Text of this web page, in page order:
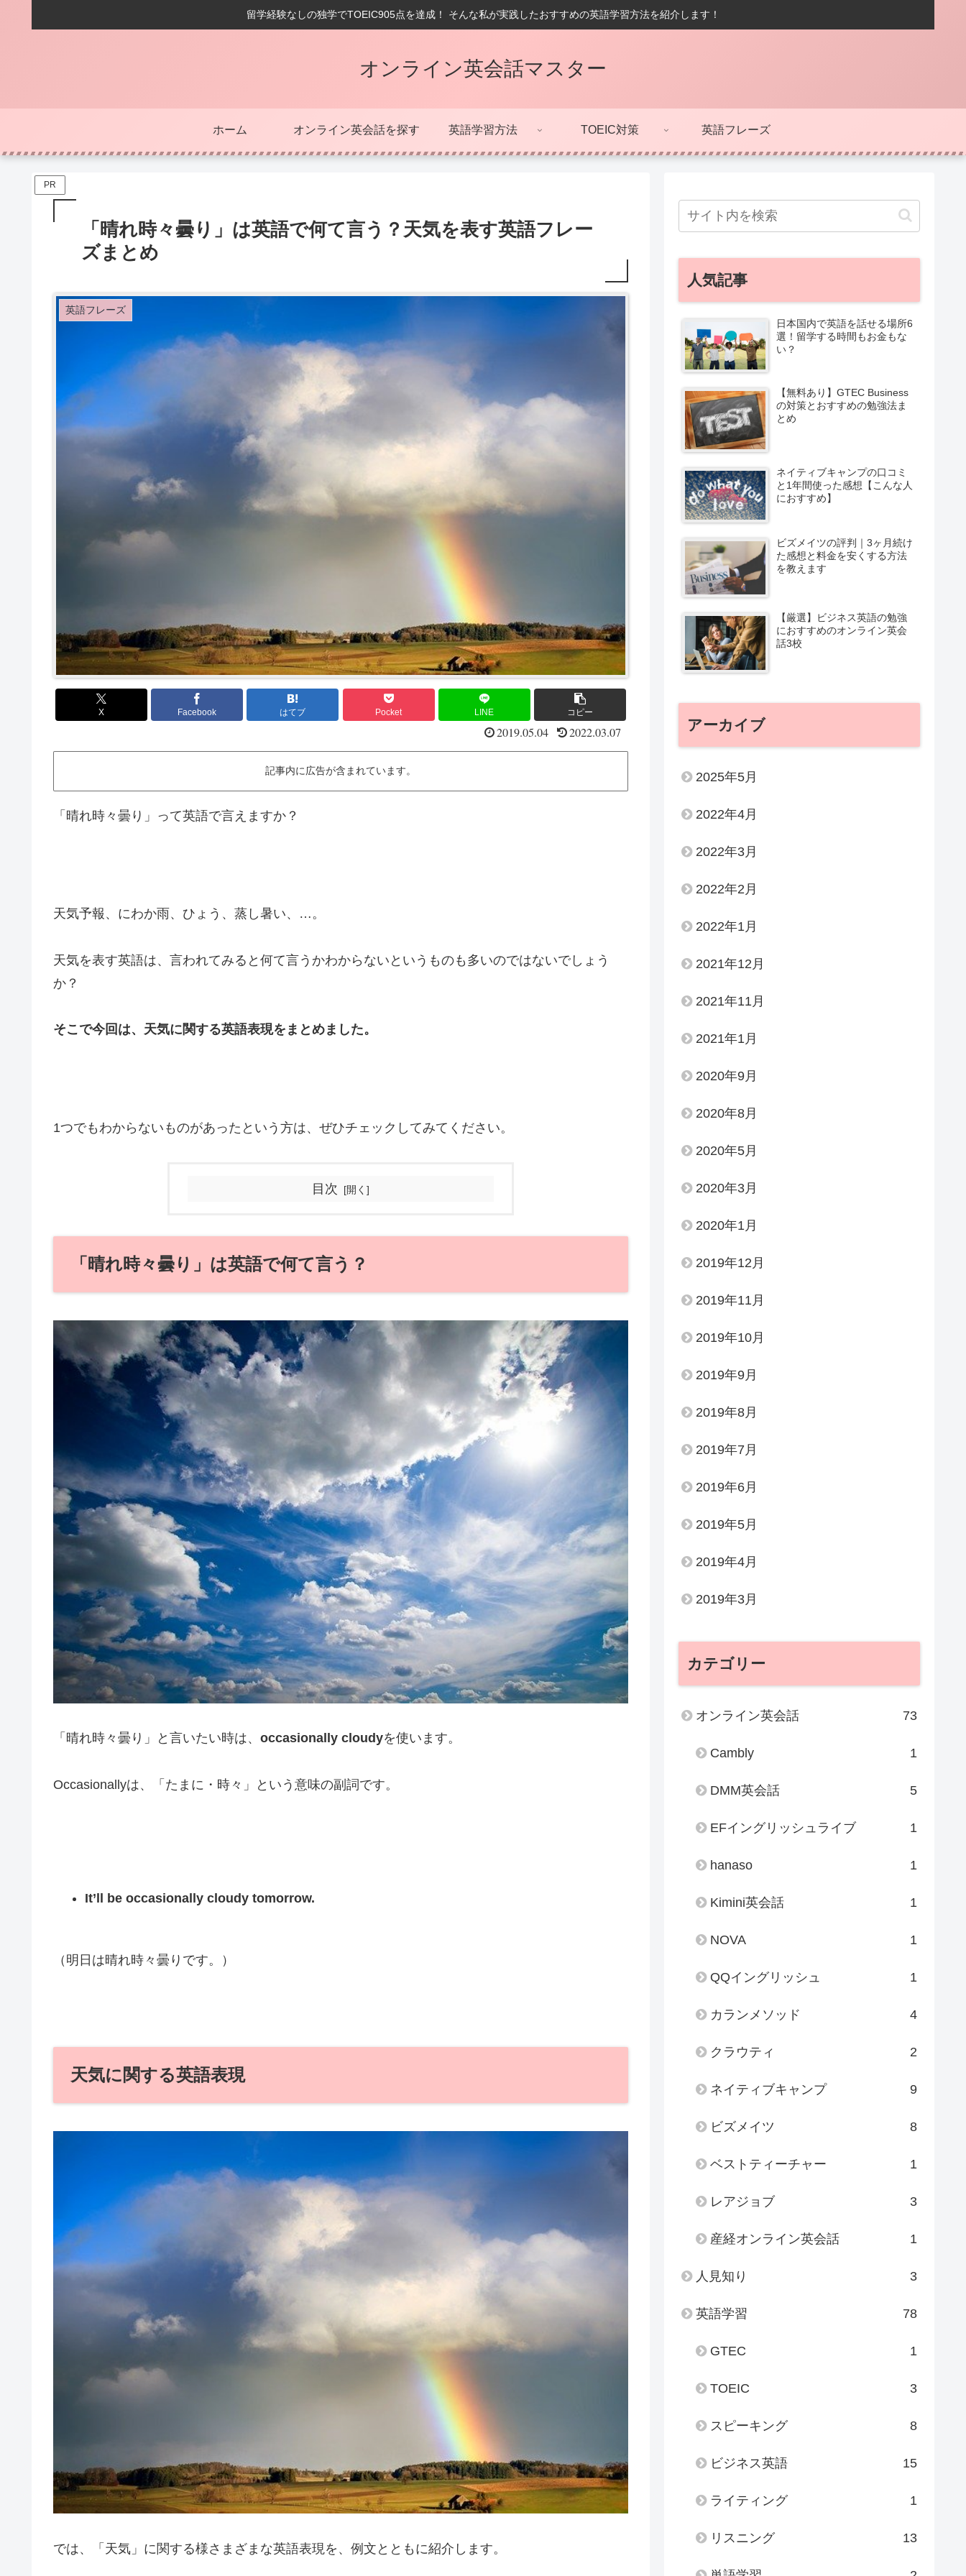
留学経験なしの独学でTOEIC905点を達成！ そんな私が実践したおすすめの英語学習方法を紹介します！
オンライン英会話マスター
ホーム オンライン英会話を探す 英語学習方法 TOEIC対策 英語フレーズ
PR
「晴れ時々曇り」は英語で何て言う？天気を表す英語フレー
ズまとめ
英語フレーズ
X Facebook はてブ Pocket LINE コピー
2019.05.04 2022.03.07
記事内に広告が含まれています。
「晴れ時々曇り」って英語で言えますか？
天気予報、にわか雨、ひょう、蒸し暑い、…。
天気を表す英語は、言われてみると何て言うかわからないというものも多いのではないでしょう
か？
そこで今回は、天気に関する英語表現をまとめました。
1つでもわからないものがあったという方は、ぜひチェックしてみてください。
目次
「晴れ時々曇り」は英語で何て言う？
「晴れ時々曇り」と言いたい時は、 occasionally cloudyを使います。
Occasionallyは、「たまに・時々」という意味の副詞です。
It’ll be occasionally cloudy tomorrow.
（明日は晴れ時々曇りです。）
天気に関する英語表現
では、「天気」に関する様さまざまな英語表現を、例文とともに紹介します。
人気記事
日本国内で英語を話せる場所6
選！留学する時間もお金もな
い？
【無料あり】GTEC Business
の対策とおすすめの勉強法ま
とめ
ネイティブキャンプの口コミ
と1年間使った感想【こんな人
におすすめ】
ビズメイツの評判｜3ヶ月続け
た感想と料金を安くする方法
を教えます
【厳選】ビジネス英語の勉強
におすすめのオンライン英会
話3校
アーカイブ
2025年5月
2022年4月
2022年3月
2022年2月
2022年1月
2021年12月
2021年11月
2021年1月
2020年9月
2020年8月
2020年5月
2020年3月
2020年1月
2019年12月
2019年11月
2019年10月
2019年9月
2019年8月
2019年7月
2019年6月
2019年5月
2019年4月
2019年3月
カテゴリー
オンライン英会話 73
Cambly 1
DMM英会話 5
EFイングリッシュライブ 1
hanaso 1
Kimini英会話 1
NOVA 1
QQイングリッシュ 1
カランメソッド 4
クラウティ 2
ネイティブキャンプ 9
ビズメイツ 8
ベストティーチャー 1
レアジョブ 3
産経オンライン英会話 1
人見知り 3
英語学習 78
GTEC 1
TOEIC 3
スピーキング 8
ビジネス英語 15
ライティング 1
リスニング 13